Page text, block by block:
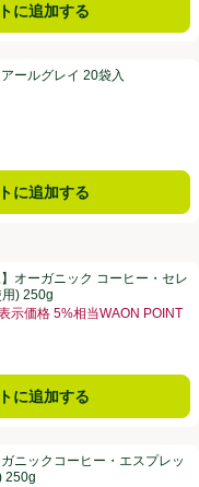
に追加する
ールグレイ 20袋入
に追加する
ヒー・セレクション(アラ
オーガニック コーヒー・セレ
) 250g
示価格 5%相当WAON POINT
ニック】税抜表示価格 5%相
に追加する
スプレッソ(アラビカ種
ニックコーヒー・エスプレッ
250g